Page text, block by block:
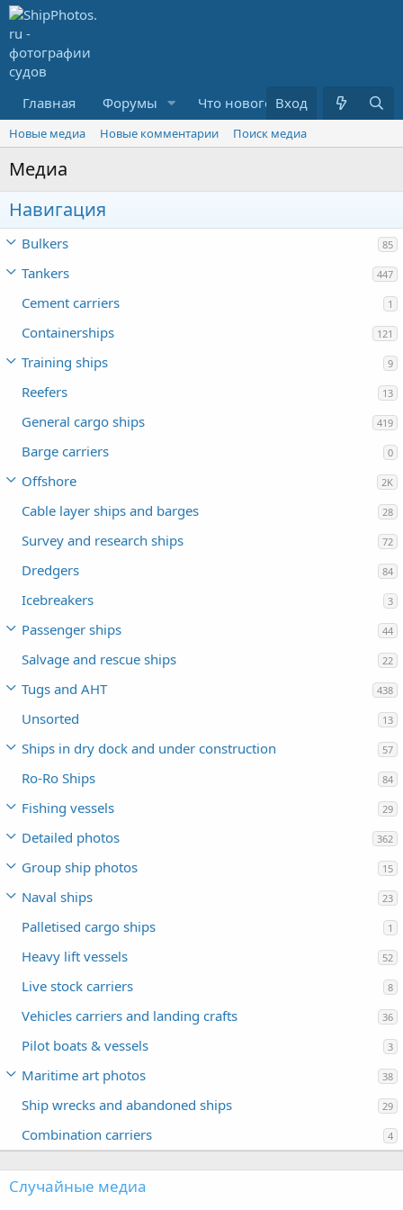
Главная Форумы Что нового? Медиа
Вход
Новые медиа Новые комментарии Поиск медиа
Медиа
Навигация
Bulkers 85
Tankers 447
Cement carriers 1
Containerships 121
Training ships 9
Reefers 13
General cargo ships 419
Barge carriers 0
Offshore 2K
Cable layer ships and barges 28
Survey and research ships 72
Dredgers 84
Icebreakers 3
Passenger ships 44
Salvage and rescue ships 22
Tugs and AHT 438
Unsorted 13
Ships in dry dock and under construction 57
Ro-Ro Ships 84
Fishing vessels 29
Detailed photos 362
Group ship photos 15
Naval ships 23
Palletised cargo ships 1
Heavy lift vessels 52
Live stock carriers 8
Vehicles carriers and landing crafts 36
Pilot boats & vessels 3
Maritime art photos 38
Ship wrecks and abandoned ships 29
Combination carriers 4
Случайные медиа